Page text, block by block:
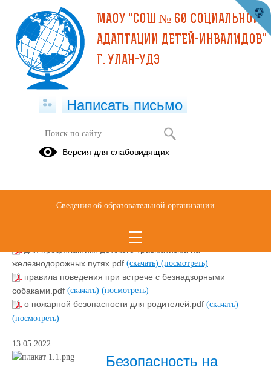
ИНФОРМАЦИЯ ДЛЯ РОДИТЕЛЕЙ
добровольчестве
для профилактики детского травматизма на
железнодорожных путях.pdf (скачать) (посмотреть)
правила поведения при встрече с безнадзорными
собаками.pdf (скачать) (посмотреть)
о пожарной безопасности для родителей.pdf (скачать)
(посмотреть)
13.05.2022
Безопасность на
МАОУ "СОШ № 60 СОЦИАЛЬНОЙ
АДАПТАЦИИ ДЕТЕЙ-ИНВАЛИДОВ"
Г. УЛАН-УДЭ
Написать письмо
Версия для слабовидящих
Сведения об образовательной организации